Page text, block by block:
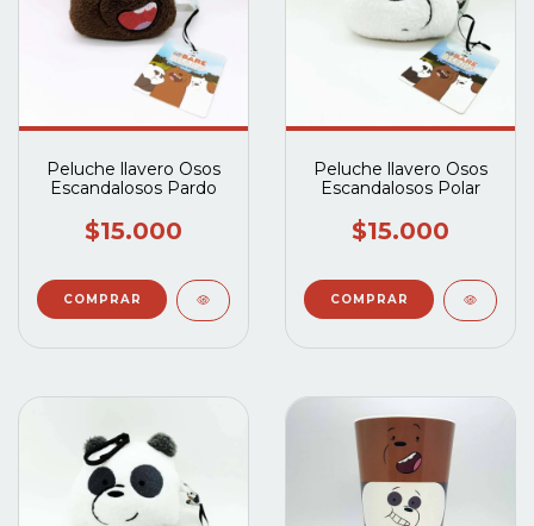
Peluche llavero Osos
Escandalosos Pardo
$15.000
Peluche llavero Osos
Escandalosos Polar
$15.000